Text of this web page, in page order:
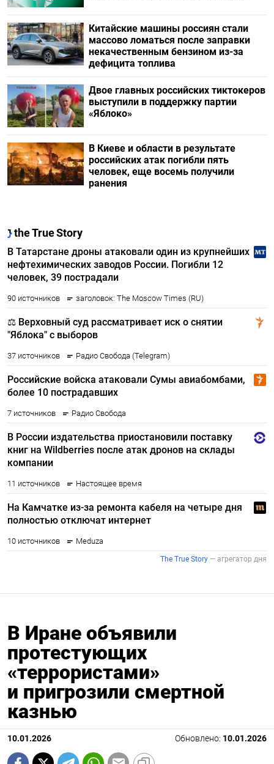
Китайские машины россиян стали
массово ломаться после заправки
некачественным бензином из-за
дефицита топлива
Двое главных российских тиктокеров
выступили в поддержку партии
«Яблоко»
В Киеве и области в результате
российских атак погибли пять
человек, еще восемь получили
ранения
В Иране объявили
протестующих
«террористами»
и пригрозили смертной
казнью
10.01.2026 Обновлено: 10.01.2026